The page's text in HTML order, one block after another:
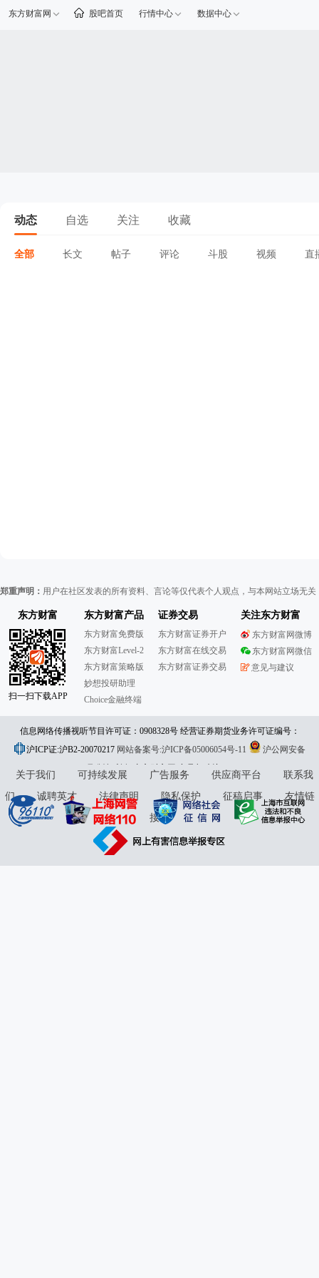
东方财富网 股吧首页 行情中心 数据中心
动态 自选 关注 收藏
全部 长文 帖子 评论 斗股 视频 直
郑重声明： 用户在社区发表的所有资料、言论等仅代表个人观点，与本网站立场无
东方财富
扫一扫下载APP
东方财富产品
东方财富免费版
东方财富Level-2
东方财富策略版
妙想投研助理
Choice金融终端
证券交易
东方财富证券开户
东方财富在线交易
东方财富证券交易
关注东方财富
东方财富网微博
东方财富网微信
意见与建议
信息网络传播视听节目许可证：0908328号 经营证券期货业务许可证编号：
913101046312860336 违法和不良信息举报:021-61278686 举报邮箱：
jubao@eastmoney.com
沪ICP证:沪B2-20070217 网站备案号:沪ICP备05006054号-11
沪公网安备
31010402000120号版权所有:东方财富网意见与建议:4000300059/952500
关于我们 可持续发展 广告服务 供应商平台
联系我
们
诚聘英才 法律声明 隐私保护 征稿启事
友情链
接